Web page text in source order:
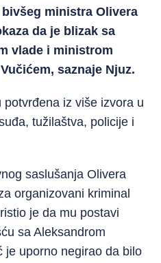
ministra Olivera
da je blizak sa
vlade i ministrom
saznaje Njuz.
iz više izvora u
tužilaštva, policije i
saslušanja Olivera
organizovani kriminal
je da mu postavi
sa Aleksandrom
je uporno negirao da bilo